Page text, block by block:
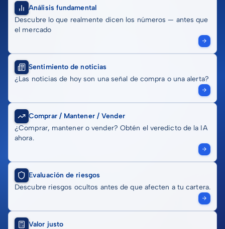
Análisis fundamental
Descubre lo que realmente dicen los números — antes que
el mercado
Sentimiento de noticias
¿Las noticias de hoy son una señal de compra o una alerta?
Comprar / Mantener / Vender
¿Comprar, mantener o vender? Obtén el veredicto de la IA
ahora.
Evaluación de riesgos
Descubre riesgos ocultos antes de que afecten a tu cartera.
Valor justo